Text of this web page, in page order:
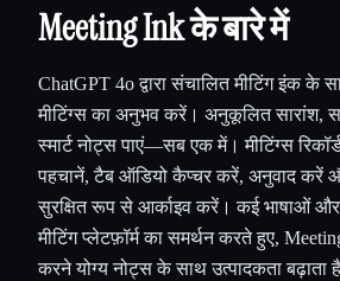
Meeting Ink के बारे में
ChatGPT 4o द्वारा संचालित मीटिंग इंक के
मीटिंग्स का अनुभव करें। अनुकूलित सारांश,
स्मार्ट नोट्स पाएं—सब एक में। मीटिंग्स
पहचानें, टैब ऑडियो कैप्चर करें, अनुवाद करें
सुरक्षित रूप से आर्काइव करें। कई भाषाओं
मीटिंग प्लेटफ़ॉर्म का समर्थन करते हुए,
करने योग्य नोट्स के साथ उत्पादकता बढ़ाता